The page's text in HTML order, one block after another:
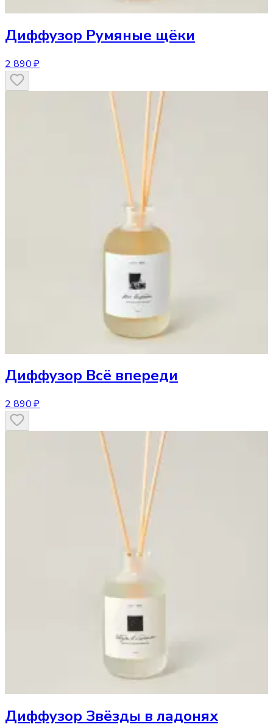
Диффузор Румяные щёки
2 890 ₽
Диффузор Всё впереди
2 890 ₽
Диффузор Звёзды в ладонях